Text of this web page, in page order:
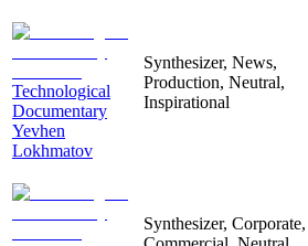
Technological
Documentary
Yevhen
Lokhmatov
Synthesizer, News,
Production, Neutral,
Inspirational
Synthesizer, Corporate,